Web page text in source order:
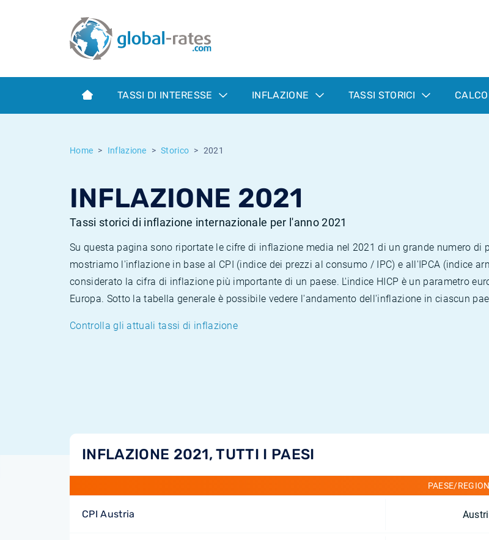
TASSI DI INTERESSE INFLAZIONE TASSI STORICI
Home Inflazione Storico 2021
INFLAZIONE 2021
Tassi storici di inflazione internazionale per l'anno 2021
Su questa pagina sono riportate le cifre di inflazione media nel 2021 di un grande numero di
mostriamo l'inflazione in base al CPI (indice dei prezzi al consumo / IPC) e all'IPCA (indice
considerato la cifra di inflazione più importante di un paese. L'indice HICP è un parametro
Europa. Sotto la tabella generale è possibile vedere l'andamento dell'inflazione in ciascun
Controlla gli attuali tassi di inflazione
INFLAZIONE 2021, TUTTI I PAESI
PAESE/
CPI Austria
Term SOFR
Cos'è l'inflazione CPI?
Cos'è l'inflazione HICP?
Inflazione Svizzera
Tassi storici Euribor
Tassi storici di ESTER
Tassi di inflazione storici
Calcolatore dell’inflazione